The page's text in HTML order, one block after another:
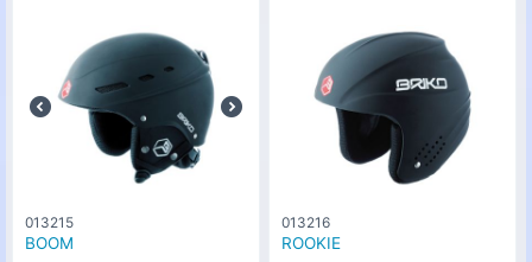
013215
BOOM
013216
ROOKIE